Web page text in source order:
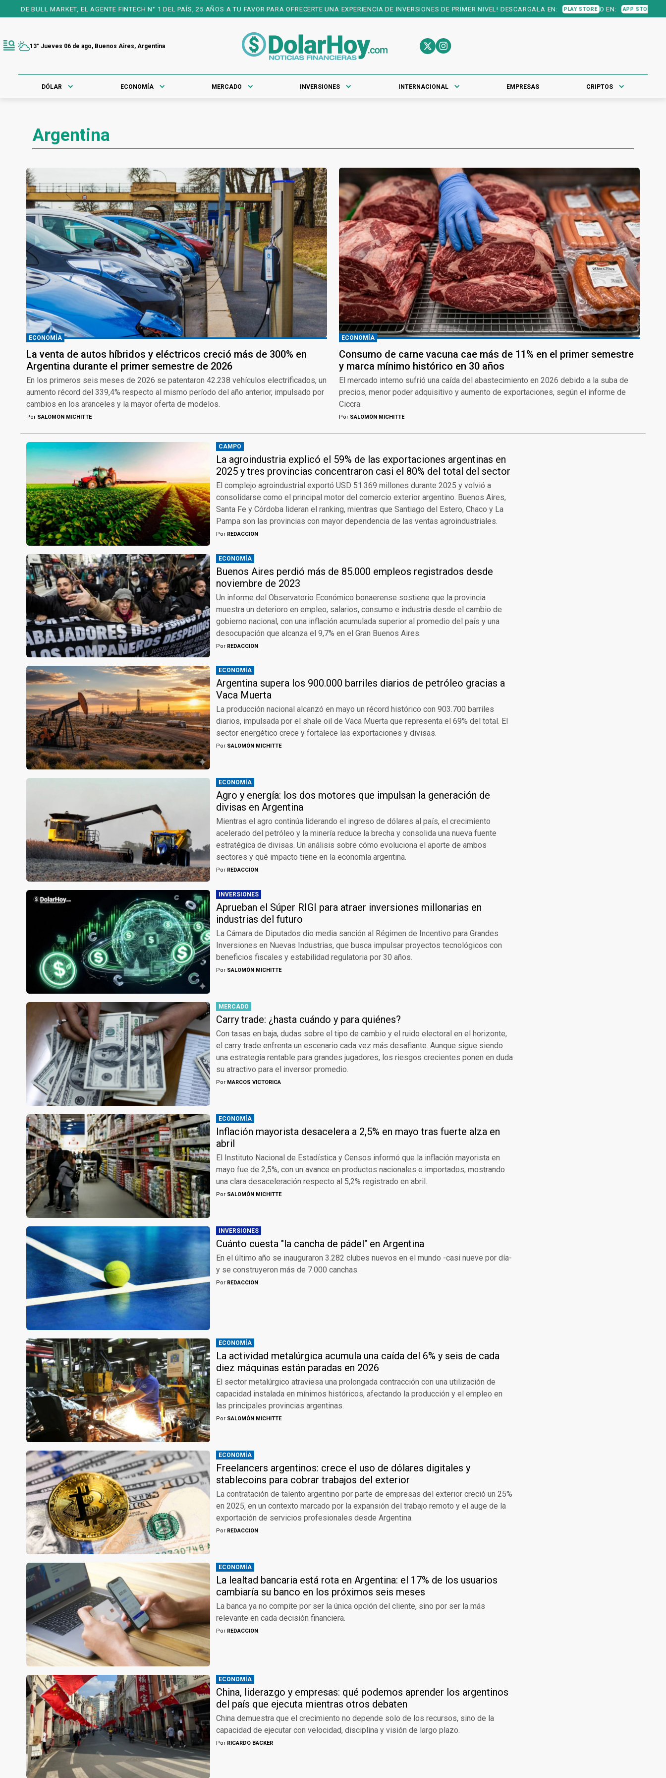
EL AGENTE FINTECH N° 1 DEL PAÍS, 25 AÑOS A TU FAVOR PARA OFRECERTE UNA EXPERIENCIA DE INVERSIONES DE PRIMER NIVEL! DESCARGALA EN: PLAY STORE O EN: APP STORE
13° Jueves 06 de ago, Buenos Aires, Argentina
DÓLAR ECONOMÍA MERCADO INVERSIONES INTERNACIONAL EMPRESAS CRIPTOS
Argentina
ECONOMÍA
La venta de autos híbridos y eléctricos creció más de 300% en
Argentina durante el primer semestre de 2026
En los primeros seis meses de 2026 se patentaron 42.238 vehículos electrificados, un
aumento récord del 339,4% respecto al mismo período del año anterior, impulsado por
cambios en los aranceles y la mayor oferta de modelos.
Por SALOMÓN MICHITTE
ECONOMÍA
Consumo de carne vacuna cae más de 11% en el primer semestre
y marca mínimo histórico en 30 años
El mercado interno sufrió una caída del abastecimiento en 2026 debido a la suba de
precios, menor poder adquisitivo y aumento de exportaciones, según el informe de
Ciccra.
Por SALOMÓN MICHITTE
CAMPO
La agroindustria explicó el 59% de las exportaciones argentinas en
2025 y tres provincias concentraron casi el 80% del total del sector
El complejo agroindustrial exportó USD 51.369 millones durante 2025 y volvió a
consolidarse como el principal motor del comercio exterior argentino. Buenos Aires,
Santa Fe y Córdoba lideran el ranking, mientras que Santiago del Estero, Chaco y La
Pampa son las provincias con mayor dependencia de las ventas agroindustriales.
Por REDACCION
ECONOMÍA
Buenos Aires perdió más de 85.000 empleos registrados desde
noviembre de 2023
Un informe del Observatorio Económico bonaerense sostiene que la provincia
muestra un deterioro en empleo, salarios, consumo e industria desde el cambio de
gobierno nacional, con una inflación acumulada superior al promedio del país y una
desocupación que alcanza el 9,7% en el Gran Buenos Aires.
Por REDACCION
ECONOMÍA
Argentina supera los 900.000 barriles diarios de petróleo gracias a
Vaca Muerta
La producción nacional alcanzó en mayo un récord histórico con 903.700 barriles
diarios, impulsada por el shale oil de Vaca Muerta que representa el 69% del total. El
sector energético crece y fortalece las exportaciones y divisas.
Por SALOMÓN MICHITTE
ECONOMÍA
Agro y energía: los dos motores que impulsan la generación de
divisas en Argentina
Mientras el agro continúa liderando el ingreso de dólares al país, el crecimiento
acelerado del petróleo y la minería reduce la brecha y consolida una nueva fuente
estratégica de divisas. Un análisis sobre cómo evoluciona el aporte de ambos
sectores y qué impacto tiene en la economía argentina.
Por REDACCION
INVERSIONES
Aprueban el Súper RIGI para atraer inversiones millonarias en
industrias del futuro
La Cámara de Diputados dio media sanción al Régimen de Incentivo para Grandes
Inversiones en Nuevas Industrias, que busca impulsar proyectos tecnológicos con
beneficios fiscales y estabilidad regulatoria por 30 años.
Por SALOMÓN MICHITTE
MERCADO
Carry trade: ¿hasta cuándo y para quiénes?
Con tasas en baja, dudas sobre el tipo de cambio y el ruido electoral en el horizonte,
el carry trade enfrenta un escenario cada vez más desafiante. Aunque sigue siendo
una estrategia rentable para grandes jugadores, los riesgos crecientes ponen en duda
su atractivo para el inversor promedio.
Por MARCOS VICTORICA
ECONOMÍA
Inflación mayorista desacelera a 2,5% en mayo tras fuerte alza en
abril
El Instituto Nacional de Estadística y Censos informó que la inflación mayorista en
mayo fue de 2,5%, con un avance en productos nacionales e importados, mostrando
una clara desaceleración respecto al 5,2% registrado en abril.
Por SALOMÓN MICHITTE
INVERSIONES
Cuánto cuesta "la cancha de pádel" en Argentina
En el último año se inauguraron 3.282 clubes nuevos en el mundo -casi nueve por día-
y se construyeron más de 7.000 canchas.
Por REDACCION
ECONOMÍA
La actividad metalúrgica acumula una caída del 6% y seis de cada
diez máquinas están paradas en 2026
El sector metalúrgico atraviesa una prolongada contracción con una utilización de
capacidad instalada en mínimos históricos, afectando la producción y el empleo en
las principales provincias argentinas.
Por SALOMÓN MICHITTE
ECONOMÍA
Freelancers argentinos: crece el uso de dólares digitales y
stablecoins para cobrar trabajos del exterior
La contratación de talento argentino por parte de empresas del exterior creció un 25%
en 2025, en un contexto marcado por la expansión del trabajo remoto y el auge de la
exportación de servicios profesionales desde Argentina.
Por REDACCION
ECONOMÍA
La lealtad bancaria está rota en Argentina: el 17% de los usuarios
cambiaría su banco en los próximos seis meses
La banca ya no compite por ser la única opción del cliente, sino por ser la más
relevante en cada decisión financiera.
Por REDACCION
ECONOMÍA
China, liderazgo y empresas: qué podemos aprender los argentinos
del país que ejecuta mientras otros debaten
China demuestra que el crecimiento no depende solo de los recursos, sino de la
capacidad de ejecutar con velocidad, disciplina y visión de largo plazo.
Por RICARDO BÄCKER